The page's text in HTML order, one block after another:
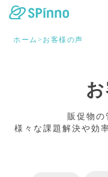
ホーム > お客様の声
販促物の
様々な課題解決や効